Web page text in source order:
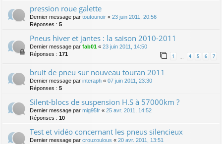
pression roue galette
Dernier message par toutounoir « 23 juin 2011, 20:56
Réponses : 5
Pneus hiver et jantes : la saison 2010-2011
Dernier message par fab01 « 23 juin 2011, 14:50
Réponses : 171 1 … 4 5 6 7
bruit de pneu sur nouveau touran 2011
Dernier message par interaph « 07 juin 2011, 23:30
Réponses : 5
Silent-blocs de suspension H.S à 57000km ?
Dernier message par mig95fr « 25 avr. 2011, 14:52
Réponses : 10
Test et vidéo concernant les pneus silencieux
Dernier message par crouzoulous « 20 avr. 2011, 13:51